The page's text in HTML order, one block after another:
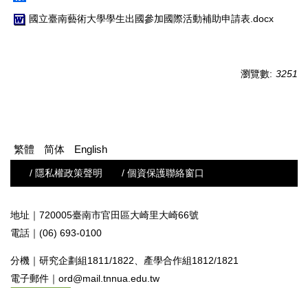
國立臺南藝術大學學生出國參加國際活動補助申請表.docx
瀏覽數: 3251
繁體 简体 English
/ 隱私權政策聲明 / 個資保護聯絡窗口
地址｜720005臺南市官田區大崎里大崎66號
電話｜(06) 693-0100
分機｜研究企劃組1811/1822、 產學合作組1812/1821
電子郵件｜ ord@mail.tnnua.edu.tw